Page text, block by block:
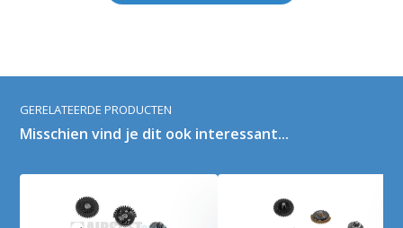
GERELATEERDE PRODUCTEN
Misschien vind je dit ook interessant...